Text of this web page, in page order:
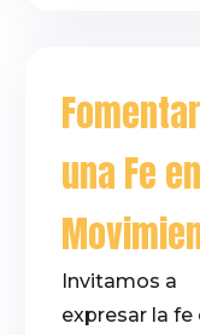
Fomentar
una Fe en
Invitamos a
expresar la fe